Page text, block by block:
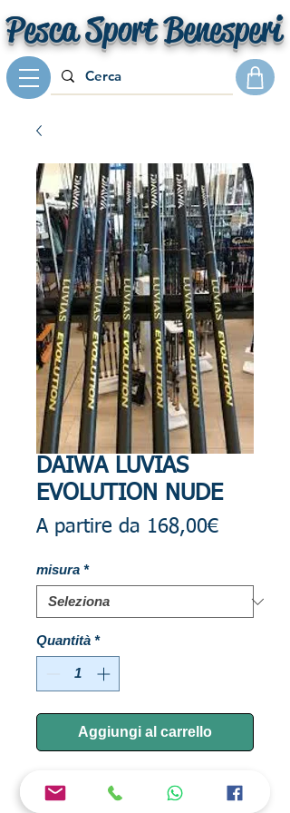
Pesca Sport Benesperi
DAIWA LUVIAS
EVOLUTION NUDE
A partire da 168,00€Prezzo
misura *
Quantità *
Aggiungi al carrello
Le Luvias Evolution Regular e Power sono
le nuove bolognesi Daiwa per chi cerca un